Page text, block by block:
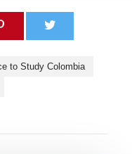
to Study Colombia